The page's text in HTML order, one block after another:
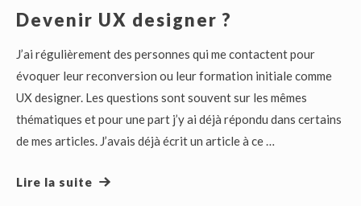
Devenir UX designer ?
J’ai régulièrement des personnes qui me contactent pour
évoquer leur reconversion ou leur formation initiale comme
UX designer. Les questions sont souvent sur les mêmes
thématiques et pour une part j’y ai déjà répondu dans certains
de mes articles. J’avais déjà écrit un article à ce …
Lire la suite